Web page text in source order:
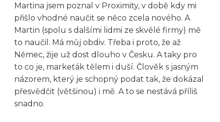
Martina jsem poznal v Proximity, v době kdy mi
přišlo vhodné naučit se něco zcela nového. A
Martin (spolu s dalšími lidmi ze skvělé firmy) mě
to naučil. Má můj obdiv. Třeba i proto, že až
Němec, žije už dost dlouho v Česku. A taky pro
to co je, markeťák tělem i duší. Člověk s jasným
názorem, který je schopný podat tak, že dokázal
přesvědčit (většinou) i mě. A to se nestává příliš
snadno.